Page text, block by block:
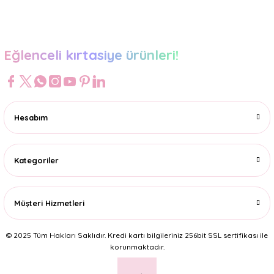
Eğlenceli kırtasiye ürünleri!
Hesabım
Kategoriler
Müşteri Hizmetleri
© 2025 Tüm Hakları Saklıdır. Kredi kartı bilgileriniz 256bit SSL sertifikası ile
korunmaktadır.